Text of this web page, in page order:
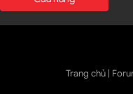
Trang chủ |